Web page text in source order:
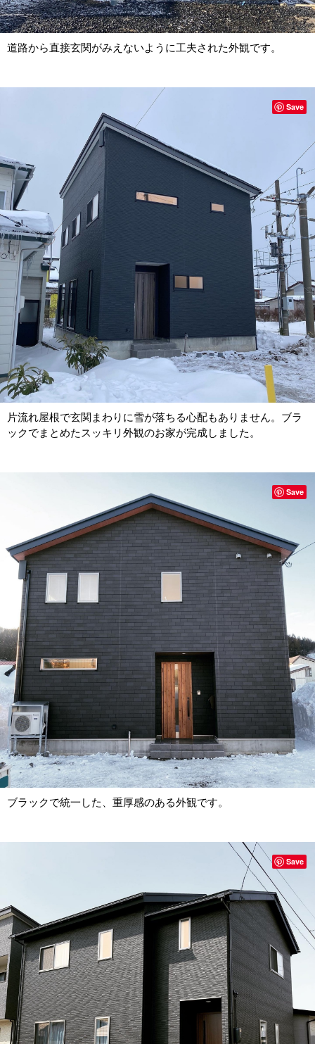
道路から直接玄関がみえないように工夫された外観です。
片流れ屋根で玄関まわりに雪が落ちる心配もありません。ブラ
ックでまとめたスッキリ外観のお家が完成しました。
Save
ブラックで統一した、重厚感のある外観です。
Save
Save